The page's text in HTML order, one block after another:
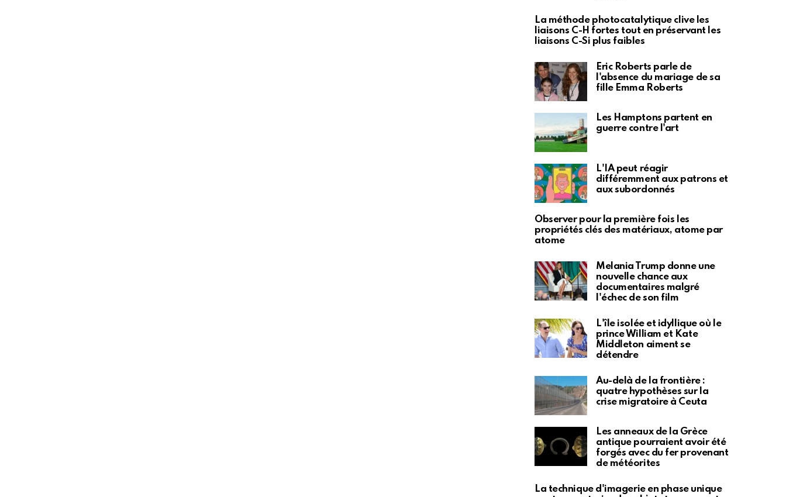
La méthode photocatalytique clive les
liaisons C-H fortes tout en préservant les
liaisons C-Si plus faibles
Eric Roberts parle de
l'absence du mariage de sa
fille Emma Roberts
Les Hamptons partent en
guerre contre l'art
L'IA peut réagir
différemment aux patrons et
aux subordonnés
Observer pour la première fois les
propriétés clés des matériaux, atome par
atome
Melania Trump donne une
nouvelle chance aux
documentaires malgré
l'échec de son film
L'île isolée et idyllique où le
prince William et Kate
Middleton aiment se
détendre
Au-delà de la frontière :
quatre hypothèses sur la
crise migratoire à Ceuta
Les anneaux de la Grèce
antique pourraient avoir été
forgés avec du fer provenant
de météorites
La technique d'imagerie en phase unique